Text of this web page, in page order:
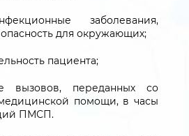
заболевания,
для окружающих;
пациента;
вызовов, переданных со
помощи, в часы
ПМСП.